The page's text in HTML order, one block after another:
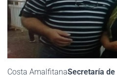
Costa AmalfitanaSecretaría de